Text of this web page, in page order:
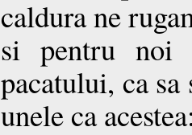
caldura ne
si pentru noi
pacatului, ca
unele ca